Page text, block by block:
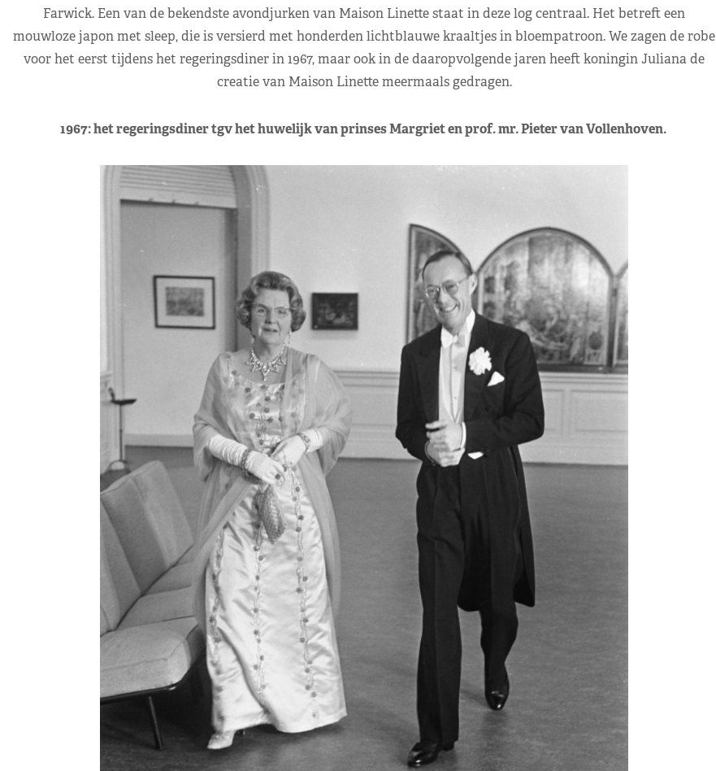
Farwick. Een van de bekendste avondjurken van Maison Linette staat in deze log centraal. Het betreft een
mouwloze japon met sleep, die is versierd met honderden lichtblauwe kraaltjes in bloempatroon. We zagen de robe
voor het eerst tijdens het regeringsdiner in 1967, maar ook in de daaropvolgende jaren heeft koningin Juliana de
creatie van Maison Linette meermaals gedragen.
1967: het regeringsdiner tgv het huwelijk van prinses Margriet en prof. mr. Pieter van Vollenhoven.